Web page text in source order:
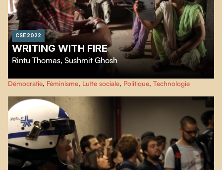
CSE 2022
WRITING WITH FIRE
Rintu Thomas,Sushmit Ghosh
Le Khabar Lahariya est une source d'information indienne unique en son
genre. Téléphones intelligents en main, ces journalistes déterminées
confrontent les traditions des médias traditionnels, s'attaquant aux sujets les
plus chauds de l'actualité indienne tout en remaniant leur propre identité en
tant que Dalit.
Démocratie, Féminisme, Lutte sociale, Politique, Technologie